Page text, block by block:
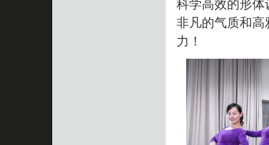
科学高效的形
非凡的气质和
力！